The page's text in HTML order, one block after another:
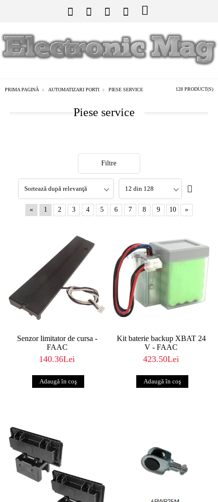
PRIMA PAGINĂ AUTOMATIZARI PORTI PIESE SERVICE 128 PRODUCT(S)
Piese service
Filtre
« 1 2 3 4 5 6 7 8 9 10 »
Senzor limitator de cursa -
FAAC
140.36Lei
Kit baterie backup XBAT 24
V - FAAC
423.50Lei